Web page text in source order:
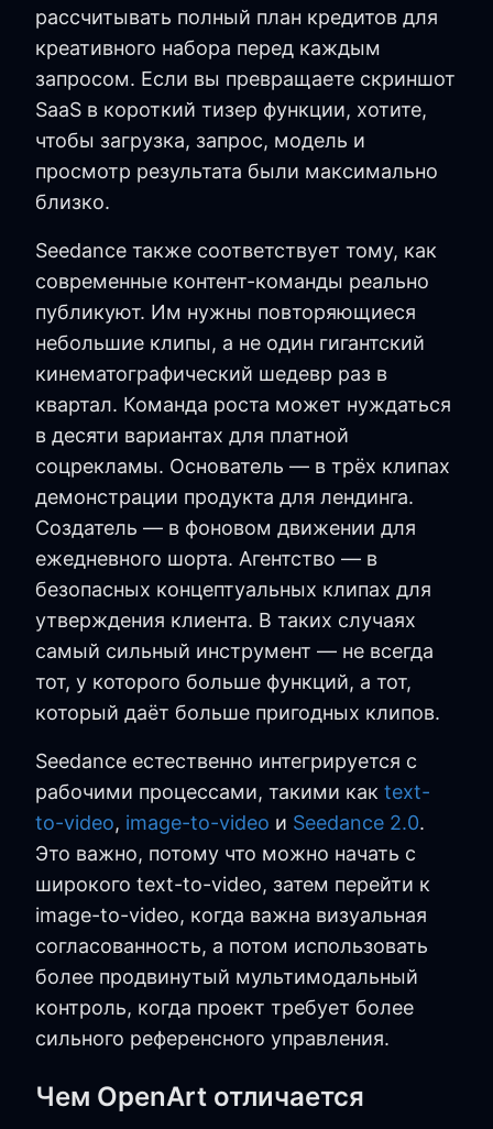
рассчитывать полный план кредитов для
креативного набора перед каждым
запросом. Если вы превращаете скриншот
SaaS в короткий тизер функции, хотите,
чтобы загрузка, запрос, модель и
просмотр результата были максимально
близко.
Seedance также соответствует тому, как
современные контент-команды реально
публикуют. Им нужны повторяющиеся
небольшие клипы, а не один гигантский
кинематографический шедевр раз в
квартал. Команда роста может нуждаться
в десяти вариантах для платной
соцрекламы. Основатель — в трёх клипах
демонстрации продукта для лендинга.
Создатель — в фоновом движении для
ежедневного шорта. Агентство — в
безопасных концептуальных клипах для
утверждения клиента. В таких случаях
самый сильный инструмент — не всегда
тот, у которого больше функций, а тот,
который даёт больше пригодных клипов.
Seedance естественно интегрируется с
рабочими процессами, такими как text-
to-video, image-to-video и Seedance 2.0.
Это важно, потому что можно начать с
широкого text-to-video, затем перейти к
image-to-video, когда важна визуальная
согласованность, а потом использовать
более продвинутый мультимодальный
контроль, когда проект требует более
сильного референсного управления.
Чем OpenArt отличается